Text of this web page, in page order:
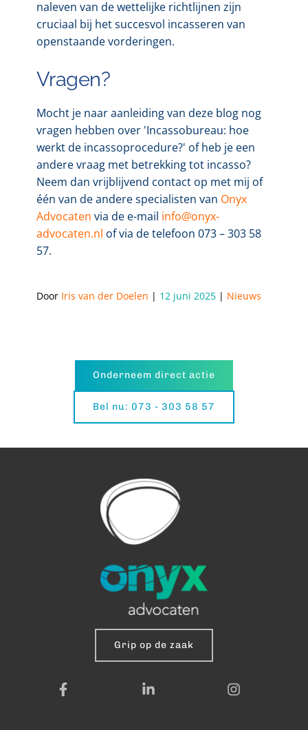
naleven van de wettelijke richtlijnen zijn
cruciaal bij het succesvol incasseren van
openstaande vorderingen.
Vragen?
Mocht je naar aanleiding van deze blog nog
vragen hebben over 'Incassobureau: hoe
werkt de incassoprocedure?' of heb je een
andere vraag met betrekking tot incasso?
Neem dan vrijblijvend contact op met mij of
één van de andere specialisten van Onyx
Advocaten via de e-mail info@onyx-
advocaten.nl of via de telefoon 073 – 303 58
57.
Door Iris van der Doelen | 12 juni 2025 | Nieuws
Onderneem direct actie
Bel nu: 073 - 303 58 57
Grip op de zaak